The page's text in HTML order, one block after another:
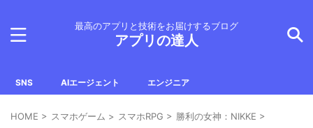
最高のアプリと技術をお届けするブログ
アプリの達人
SNS AIエージェント エンジニア
HOME > スマホゲーム > スマホRPG > 勝利の女神：NIKKE >